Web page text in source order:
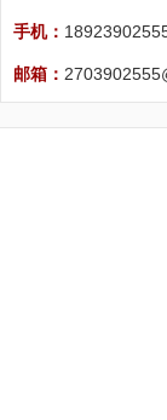
手机：
邮箱：